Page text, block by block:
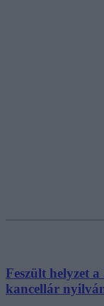
Feszült helyzet
kancellár